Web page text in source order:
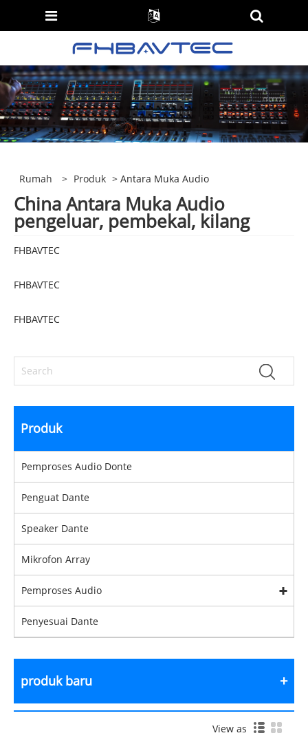
Rumah > Produk > Antara Muka Audio
China Antara Muka Audio
pengeluar, pembekal, kilang
FHBAVTEC
FHBAVTEC
FHBAVTEC
Produk
Pemproses Audio Donte
Penguat Dante
Speaker Dante
Mikrofon Array
Pemproses Audio
Penyesuai Dante
produk baru
View as